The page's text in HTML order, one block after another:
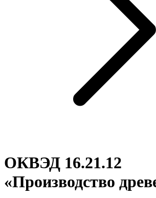
ОКВЭД 16.21.12
«Производство